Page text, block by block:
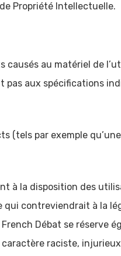
Propriété Intellectuelle.
au matériel de
aux spécifications
(tels par exemple
à la disposition des
contreviendrait à la
Débat se réserve
raciste,